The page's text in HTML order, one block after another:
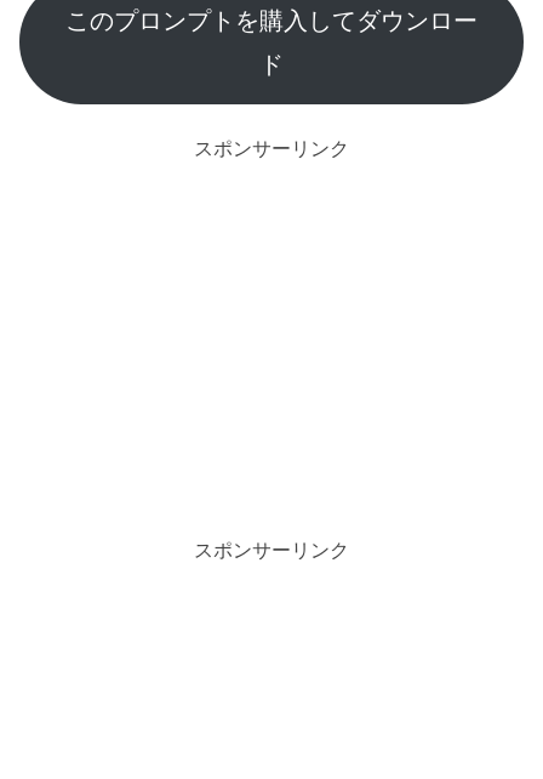
このプロンプトを購入してダウンロー
ド
スポンサーリンク
スポンサーリンク